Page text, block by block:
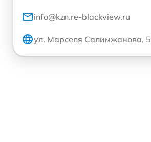
info@kzn.re-blackview.ru
ул. Марселя Салимжанова, 5